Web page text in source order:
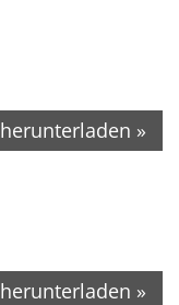
herunterladen »
herunterladen »